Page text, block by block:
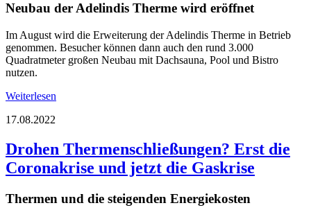
Neubau der Adelindis Therme wird eröffnet
Im August wird die Erweiterung der Adelindis Therme in Betrieb
genommen. Besucher können dann auch den rund 3.000
Quadratmeter großen Neubau mit Dachsauna, Pool und Bistro
nutzen.
Weiterlesen
17.08.2022
Drohen Thermenschließungen? Erst die
Coronakrise und jetzt die Gaskrise
Thermen und die steigenden Energiekosten